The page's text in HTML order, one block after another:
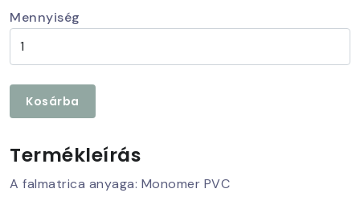
Mennyiség
Kosárba
Termékleírás
A falmatrica anyaga: Monomer PVC